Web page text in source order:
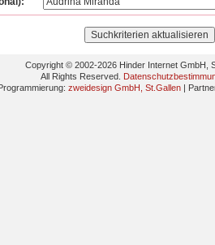
Copyright © 2002-2026 Hinder Internet GmbH,
All Rights Reserved.
zweidesign GmbH, St.Gallen|